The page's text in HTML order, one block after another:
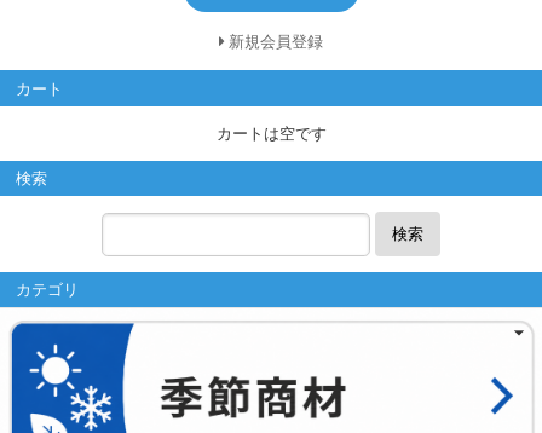
新規会員登録
カート
カートは空です
検索
検索
カテゴリ